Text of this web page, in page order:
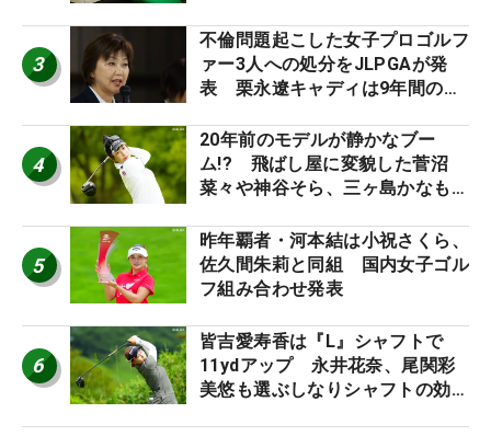
3
不倫問題起こした女子プロゴルフ
ァー3人への処分をJLPGAが発
表 栗永遼キャディは9年間の立
4
20年前のモデルが静かなブー
ム!? 飛ばし屋に変貌した菅沼
菜々や神谷そら、三ヶ島かなも使
ロたちの“飛ばしギア”】
5
昨年覇者・河本結は小祝さくら、
佐久間朱莉と同組 国内女子ゴル
フ組み合わせ発表
6
皆吉愛寿香は『L』シャフトで
11ydアップ 永井花奈、尾関彩
美悠も選ぶしなりシャフトの効果